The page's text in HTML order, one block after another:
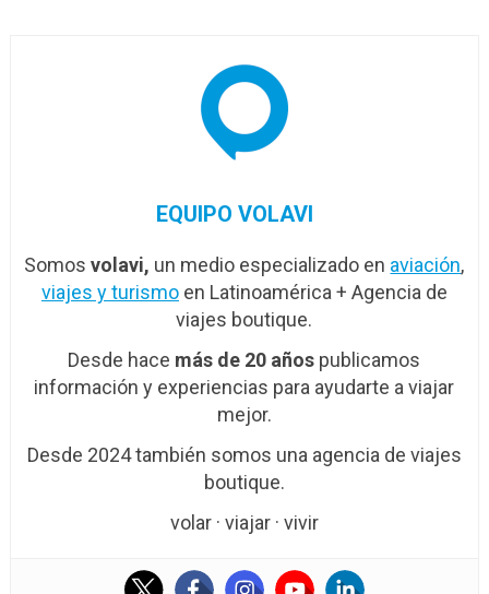
EQUIPO VOLAVI
Somosvolavi, un medio especializado en aviación,
viajes y turismoen Latinoamérica + Agencia de
viajes boutique.
Desde hace más de 20 años publicamos
información y experiencias para ayudarte a viajar
mejor.
Desde 2024 también somos una agencia de viajes
boutique.
volar · viajar · vivir